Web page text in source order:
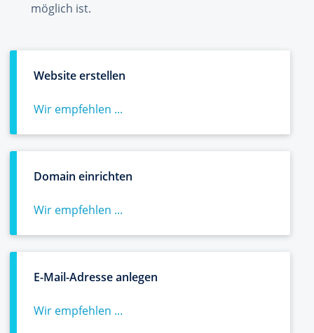
möglich ist.
Website erstellen
Wir empfehlen ...
Domain einrichten
Wir empfehlen ...
E-Mail-Adresse anlegen
Wir empfehlen ...